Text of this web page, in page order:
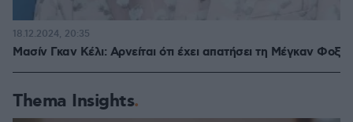
Μασίν Γκαν Κέλι: Αρνείται ότι έχει απατήσει τη Μέγκαν Φοξ
18.12.2024, 20:35
Thema Insights